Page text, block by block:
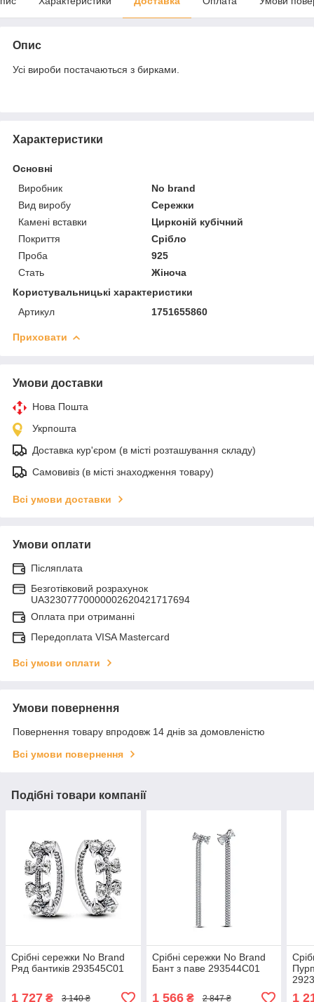
Опис
Усі вироби постачаються з бирками.
Характеристики
Основні
Виробник
No brand
Вид виробу
Сережки
Камені вставки
Цирконій кубічний
Покриття
Срібло
Проба
925
Стать
Жіноча
Користувальницькі характеристики
Артикул
1751655860
Приховати
Умови доставки
Нова Пошта
Укрпошта
Доставка кур'єром (в місті розташування складу)
Самовивіз (в місті знаходження товару)
Всі умови доставки
Умови оплати
Післяплата
Безготівковий розрахунок
UA32307770000002620421717694
Оплата при отриманні
Передоплата VISA Mastercard
Всі умови оплати
Умови повернення
Повернення товару впродовж 14 днів за домовленістю
Всі умови повернення
Подібні товари компанії
Срібні сережки No Brand
Ряд бантиків 293545C01
1 727 ₴ 3 140 ₴
Срібні сережки No Brand
Бант з паве 293544C01
1 566₴ 2 847 ₴ 1